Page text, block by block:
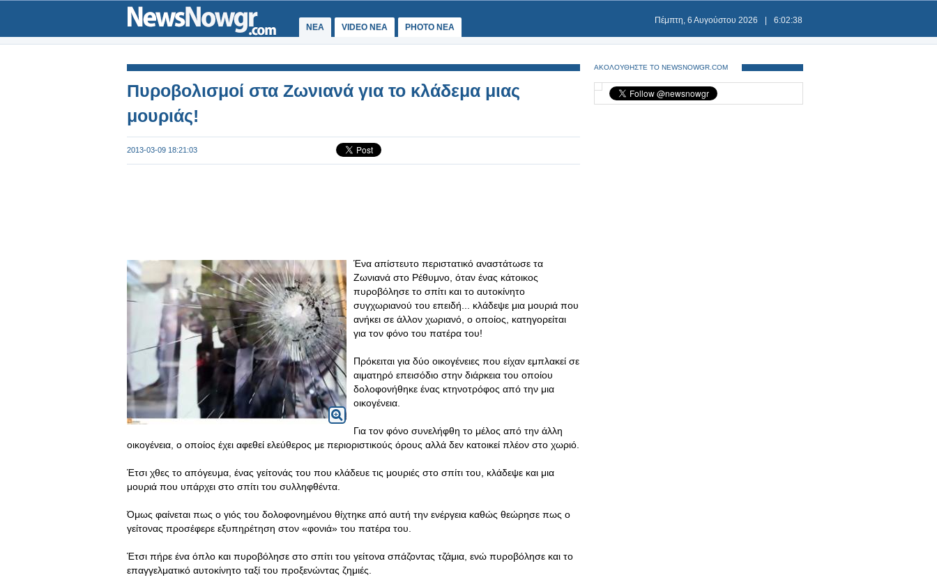
ΝΕΑ VIDEO NEA PHOTO NEA
Πέμπτη, 6 Αυγούστου 2026 6:02:38
Πυροβολισμοί στα Ζωνιανά για το κλάδεμα μιας
μουριάς!
2013-03-09 18:21:03
Ένα απίστευτο περιστατικό αναστάτωσε τα
Ζωνιανά στο Ρέθυμνο, όταν ένας κάτοικος
πυροβόλησε το σπίτι και το αυτοκίνητο
συγχωριανού του επειδή... κλάδεψε μια μουριά που
ανήκει σε άλλον χωριανό, ο οποίος, κατηγορείται
για τον φόνο του πατέρα του!
Πρόκειται για δύο οικογένειες που είχαν εμπλακεί σε
αιματηρό επεισόδιο στην διάρκεια του οποίου
δολοφονήθηκε ένας κτηνοτρόφος από την μια
οικογένεια.
Για τον φόνο συνελήφθη το μέλος από την άλλη
οικογένεια, ο οποίος έχει αφεθεί ελεύθερος με περιοριστικούς όρους αλλά δεν κατοικεί πλέον στο χωριό.
Έτσι χθες το απόγευμα, ένας γείτονάς του που κλάδευε τις μουριές στο σπίτι του, κλάδεψε και μια
μουριά που υπάρχει στο σπίτι του συλληφθέντα.
Όμως φαίνεται πως ο γιός του δολοφονημένου θίχτηκε από αυτή την ενέργεια καθώς θεώρησε πως ο
γείτονας προσέφερε εξυπηρέτηση στον «φονιά» του πατέρα του.
Έτσι πήρε ένα όπλο και πυροβόλησε στο σπίτι του γείτονα σπάζοντας τζάμια, ενώ πυροβόλησε και το
επαγγελματικό αυτοκίνητο ταξί του προξενώντας ζημιές.
ΑΚΟΛΟΥΘΗΣΤΕ ΤΟ NEWSNOWGR.COM